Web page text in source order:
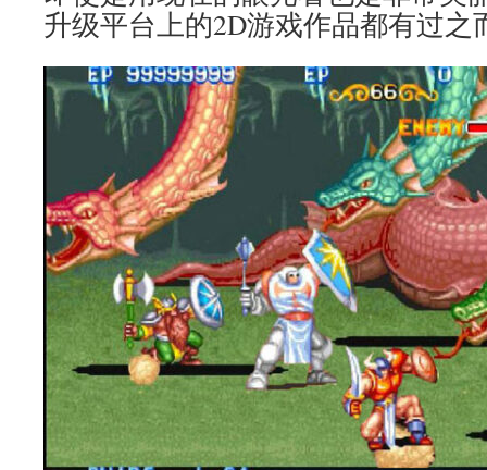
升级平台上的2D游戏作品都有过之